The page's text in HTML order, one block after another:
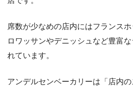
席数が少なめの店内にはフランス
ロワッサンやデニッシュなど豊富
れています。
アンデルセンベーカリーは「店内